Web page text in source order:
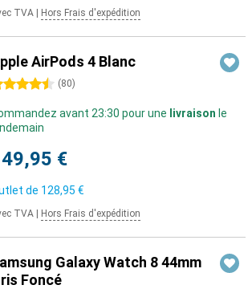
TVA Hors Frais d'expédition
AirPods 4 Blanc
étoiles (80)
avant 23:30 pour une livraison le
€
de 128,95 €
TVA Hors Frais d'expédition
Galaxy Watch 8 44mm
Foncé